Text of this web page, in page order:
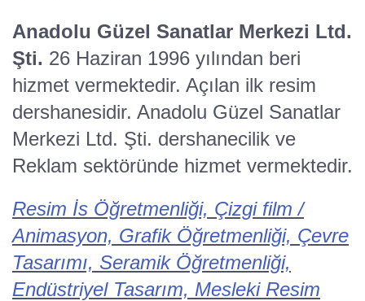
Anadolu Güzel Sanatlar Merkezi Ltd.
Şti. 26 Haziran 1996 yılından beri
hizmet vermektedir. Açılan ilk resim
dershanesidir. Anadolu Güzel Sanatlar
Merkezi Ltd. Şti. dershanecilik ve
Reklam sektöründe hizmet vermektedir.
Resim İs Öğretmenliği, Çizgi film /
Animasyon, Grafik Öğretmenliği, Çevre
Tasarımı, Seramik Öğretmenliği,
Endüstriyel Tasarım, Mesleki Resim